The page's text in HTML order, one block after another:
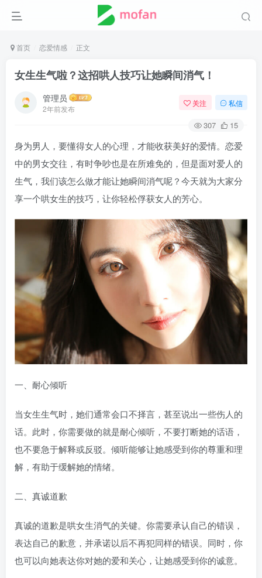
首页 恋爱情感 正文
女生生气啦？这招哄人技巧让她瞬间消气！
管理员
2年前发布
关注 私信
307 15
身为男人，要懂得女人的心理，才能收获美好的爱情。恋爱
中的男女交往，有时争吵也是在所难免的，但是面对爱人的
生气，我们该怎么做才能让她瞬间消气呢？今天就为大家分
享一个哄女生的技巧，让你轻松俘获女人的芳心。
一、耐心倾听
当女生生气时，她们通常会口不择言，甚至说出一些伤人的
话。此时，你需要做的就是耐心倾听，不要打断她的话语，
也不要急于解释或反驳。倾听能够让她感受到你的尊重和理
解，有助于缓解她的情绪。
二、真诚道歉
真诚的道歉是哄女生消气的关键。你需要承认自己的错误，
表达自己的歉意，并承诺以后不再犯同样的错误。同时，你
也可以向她表达你对她的爱和关心，让她感受到你的诚意。